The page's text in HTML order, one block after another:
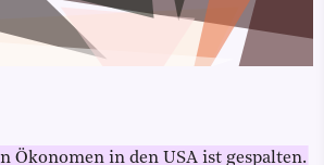
Ökonomen in den USA ist gespalten.